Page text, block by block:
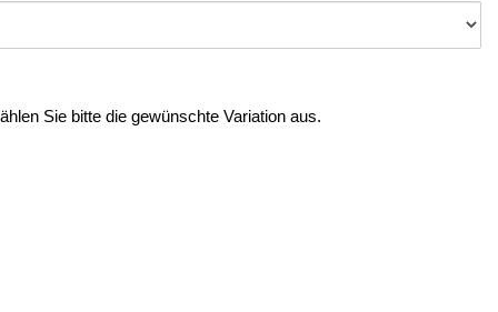
Sie bitte die gewünschte Variation aus.